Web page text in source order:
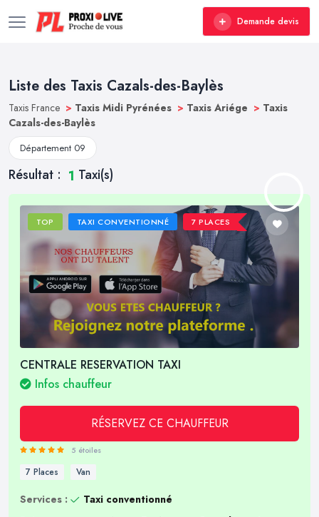
Demande devis
Liste des Taxis Cazals-des-Baylès
Taxis France > Taxis Midi Pyrénées > Taxis Ariége > Taxis
Cazals-des-Baylès
Département 09
Résultat : 1 Taxi(s)
TOP TAXI CONVENTIONNÉ 7 PLACES
CENTRALE RESERVATION TAXI
Infos chauffeur
RÉSERVEZ CE CHAUFFEUR
5 étoiles
7 Places Van
Services :
Taxi conventionné